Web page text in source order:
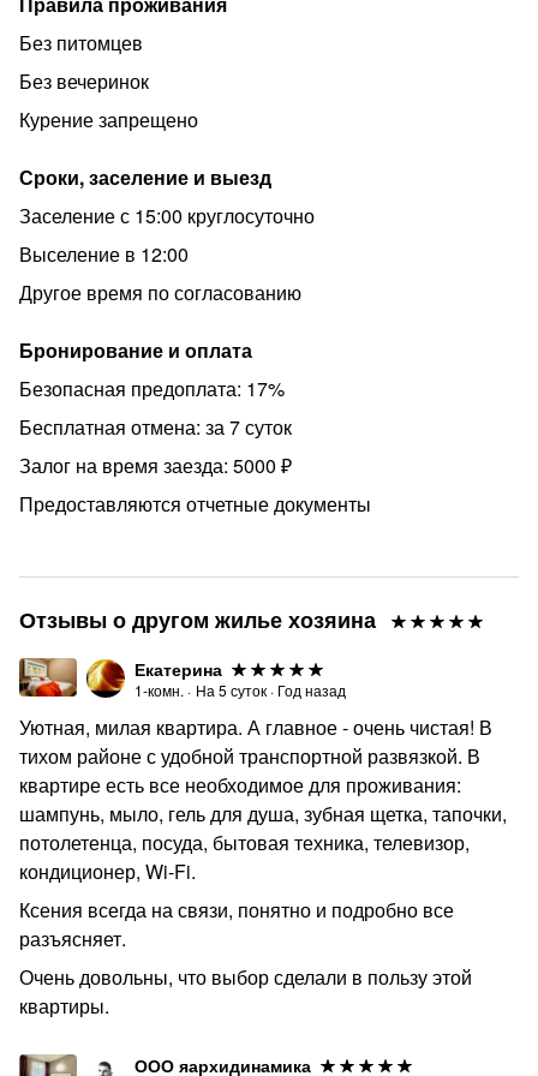
3.⁠ ⁠Портить имущество.
4. Находиться в квартире больше максимально
согласованного количества человек (в подъезде
ведётся видеонаблюдение).
5. Проживание с домашними животными.
6. Оставлять мусор и грязную посуду в квартире. ⁠Гости
самостоятельно моют посуду и выбрасывают мусор в
уличный контейнер, поддерживают порядок в
квартире.
с сушилки (если оно высохло и мешает, можно
аккуратно сложить и убрать в шкаф).
! За пятна на белье и полотенцах взимается
дополнительная плата.
Ответственность за забытые вещи несёт гость.
Рядом находятся: ФГБУ НМИЦ Эндокринологии (ЭНЦ
семьи и репродукции (ЦПСиР), Городская клиническая
больница № 1 имени Н. И. Пирогова, РГУ нефти и газа
им. И.М. Губкина, ФГАУ Национальный медицинский
исследовательский центр здоровья детей Минздрава
России, Городская клиническая онкологическая
больница № 1, Институт психического здоровья и
аддиктологии (Детский неврологический центр им.
Цыганкова Б.Д.), Перинатальный центр Мать и Дитя,
Центр акушерства и гинекологии им. Кулакова, ГБУЗ
Никио им. Л. И. Свержевского ДЗМ (Институт
оториноларингологии), ФГБУ НМИЦ Хирургии имени А.
В. Вишневского, ГБУЗ Морозовская детская городская
клиническая больница ДЗМ, Научно-практический
центр психического здоровья детей и подростков им. Г.
больница № 1 имени Н. А. Алексеева, стоматология
Без питомцев
Без вечеринок
Курение запрещено
Сроки, заселение и выезд
Заселение с 15:00 круглосуточно
Выселение в 12:00
Другое время по согласованию
Бронирование и оплата
Безопасная предоплата: 17%
Бесплатная отмена: за 7 суток
Залог на время заезда: 5000 ₽
Предоставляются отчетные документы
Отзывы о другом жилье хозяина
Екатерина
1-комн. · На 5 суток · Год назад
Уютная, милая квартира. А главное - очень чистая! В
тихом районе с удобной транспортной развязкой. В
квартире есть все необходимое для проживания:
шампунь, мыло, гель для душа, зубная щетка, тапочки,
потолетенца, посуда, бытовая техника, телевизор,
кондиционер, Wi-Fi.
Ксения всегда на связи, понятно и подробно все
разъясняет.
Очень довольны, что выбор сделали в пользу этой
квартиры.
ООО яархидинамика